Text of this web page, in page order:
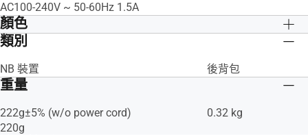
AC100-240V ~ 50-60Hz 1.5A
顏色
黑色
類別
NB 裝置 後背包
重量
222g±5% (w/o power cord)
220g
0.32 kg